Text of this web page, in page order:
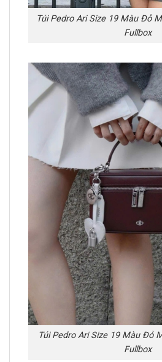
Túi Pedro Ari Size 19 Màu Đỏ
Fullbox
Túi Pedro Ari Size 19 Màu Đỏ
Fullbox